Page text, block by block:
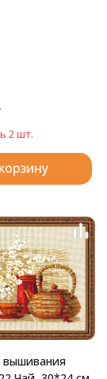
2 шт.
вышивания